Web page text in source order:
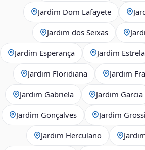
Jardim Dom Lafayete
Jardim dos Seixas
Jardim Esperança Jardim Estrela
Jardim Floridiana Jardim
Jardim Gabriela Jardim Garcia
Jardim Gonçalves Jardim Grossi
Jardim Herculano